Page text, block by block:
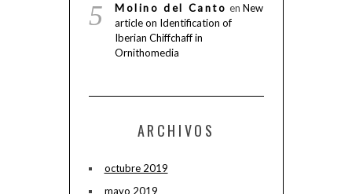
Molino del Canto en New
article on Identification of
Iberian Chiffchaff in
Ornithomedia
ARCHIVOS
octubre 2019
mayo 2019